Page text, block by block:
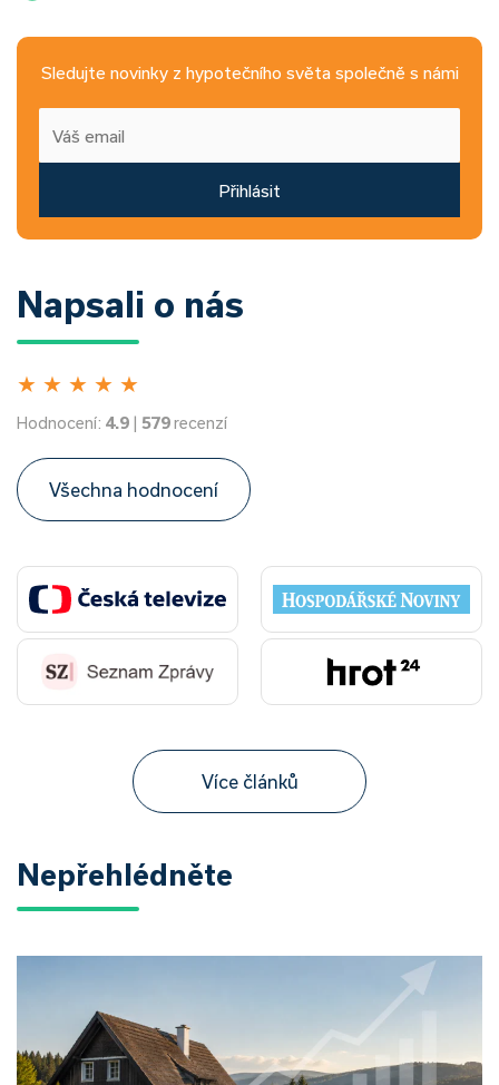
Sledujte novinky z hypotečního světa společně s námi
Přihlásit
Napsali o nás
★ ★ ★ ★ ★
Hodnocení: 4.9 | 579recenzí
Všechna hodnocení
Více článků
Nepřehlédněte